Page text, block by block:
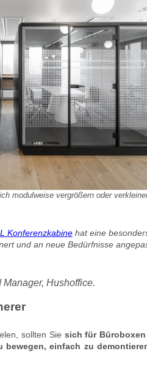
modulweise vergrößern oder
Konferenzkabinehat eine
und an neue Bedürfnisse
Hushoffice.
sollten Sie sich für
einfach zu